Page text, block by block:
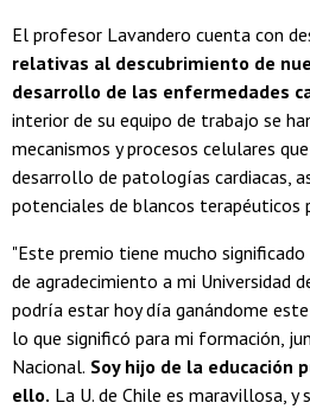
El profesor Lavandero cuenta con
relativas al descubrimiento de
desarrollo de las enfermedades
interior de su equipo de trabajo se
mecanismos y procesos celulares
desarrollo de patologías cardiacas,
potenciales de blancos terapéuticos
"Este premio tiene mucho
de agradecimiento a mi Universidad
podría estar hoy día ganándome
lo que significó para mi formación,
Nacional. Soy hijo de la educación
ello. La U. de Chile es maravillosa,